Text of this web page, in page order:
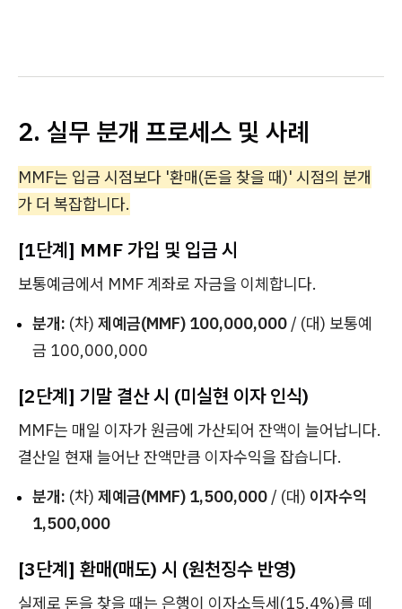
2. 실무 분개 프로세스 및 사례
MMF는 입금 시점보다 '환매(돈을 찾을 때)' 시점의 분개
가 더 복잡합니다.
[1단계] MMF 가입 및 입금 시
보통예금에서 MMF 계좌로 자금을 이체합니다.
분개: (차) 제예금(MMF) 100,000,000 / (대) 보통예
금 100,000,000
[2단계] 기말 결산 시 (미실현 이자 인식)
MMF는 매일 이자가 원금에 가산되어 잔액이 늘어납니다.
결산일 현재 늘어난 잔액만큼 이자수익을 잡습니다.
분개: (차) 제예금(MMF) 1,500,000 / (대) 이자수익
1,500,000
[3단계] 환매(매도) 시 (원천징수 반영)
실제로 돈을 찾을 때는 은행이 이자소득세(15.4%)를 떼